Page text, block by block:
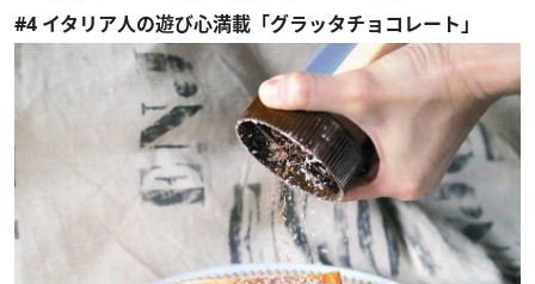
#4 イタリア人の遊び心満載「グラッタチョコレート」